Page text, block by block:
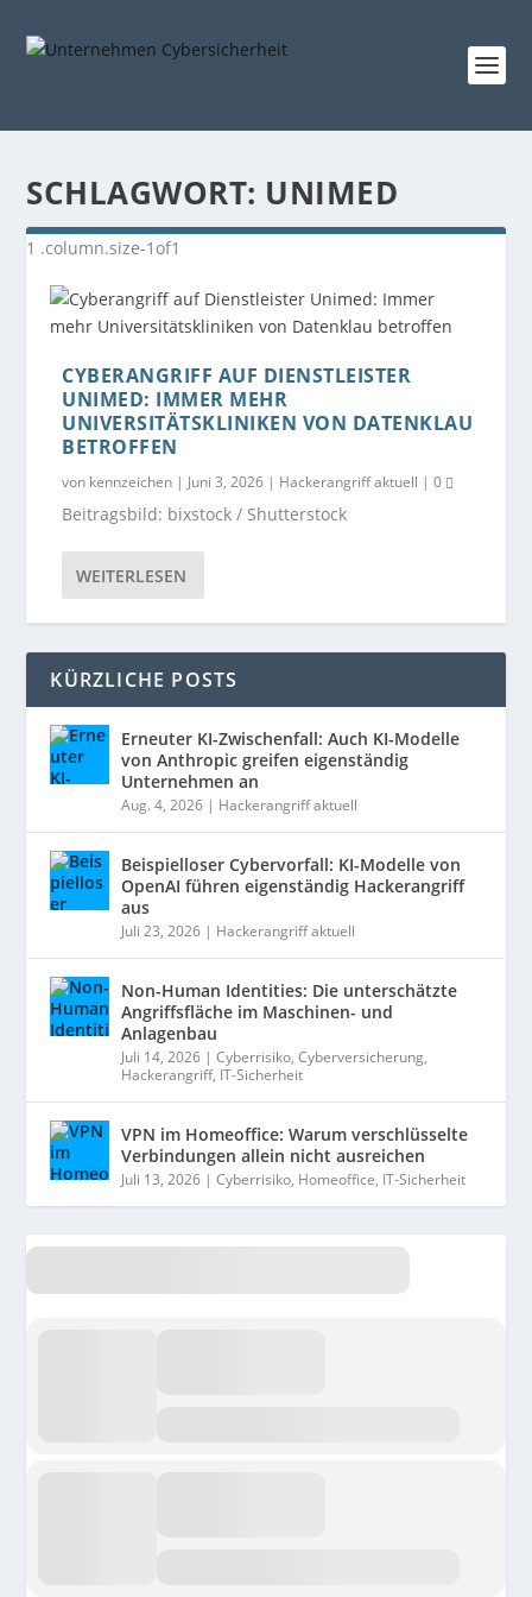
SCHLAGWORT: UNIMED
CYBERANGRIFF AUF DIENSTLEISTER
UNIMED: IMMER MEHR
UNIVERSITÄTSKLINIKEN VON DATENKLAU
BETROFFEN
von kennzeichen | Juni 3, 2026 | Hackerangriff aktuell |0
Beitragsbild: bixstock / Shutterstock
WEITERLESEN
KÜRZLICHE POSTS
Erneuter KI-Zwischenfall: Auch KI-Modelle
von Anthropic greifen eigenständig
Unternehmen an
Aug. 4, 2026 | Hackerangriff aktuell
Beispielloser Cybervorfall: KI-Modelle von
OpenAI führen eigenständig Hackerangriff
aus
Juli 23, 2026 | Hackerangriff aktuell
Non-Human Identities: Die unterschätzte
Angriffsfläche im Maschinen- und
Anlagenbau
Juli 14, 2026 |Cyberrisiko,Cyberversicherung,
Hackerangriff, IT-Sicherheit
VPN im Homeoffice: Warum verschlüsselte
Verbindungen allein nicht ausreichen
Juli 13, 2026 |Cyberrisiko, Homeoffice, IT-Sicherheit